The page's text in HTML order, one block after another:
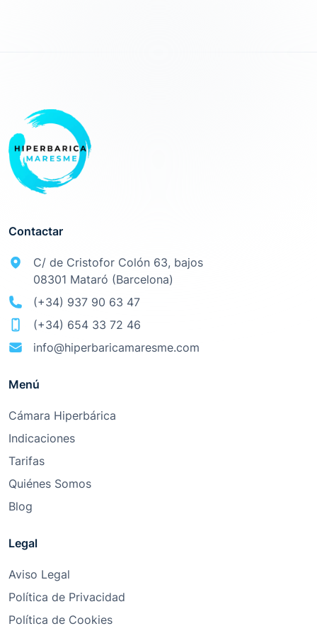
Contactar
C/ de Cristofor Colón 63, bajos
08301 Mataró (Barcelona)
(+34) 937 90 63 47
(+34) 654 33 72 46
info@hiperbaricamaresme.com
Menú
Cámara Hiperbárica
Indicaciones
Tarifas
Quiénes Somos
Blog
Legal
Aviso Legal
Política de Privacidad
Política de Cookies